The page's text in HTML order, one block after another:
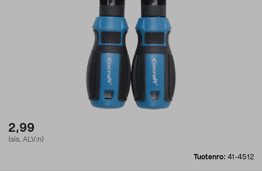
2,99
(sis. ALV:n)
Tuotenro: 41-4512